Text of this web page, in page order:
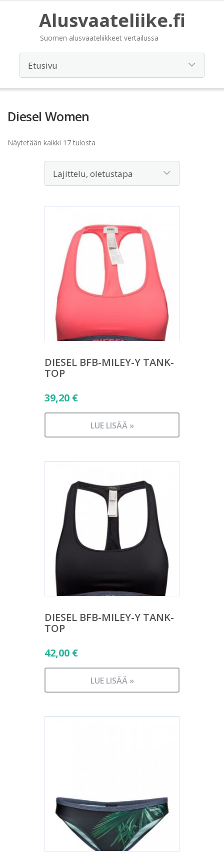
Alusvaateliike.fi
Suomen alusvaateliikkeet vertailussa
Diesel Women
Näytetään kaikki 17 tulosta
DIESEL BFB-MILEY-Y TANK-
TOP
39,20 €
LUE LISÄÄ »
DIESEL BFB-MILEY-Y TANK-
TOP
42,00 €
LUE LISÄÄ »